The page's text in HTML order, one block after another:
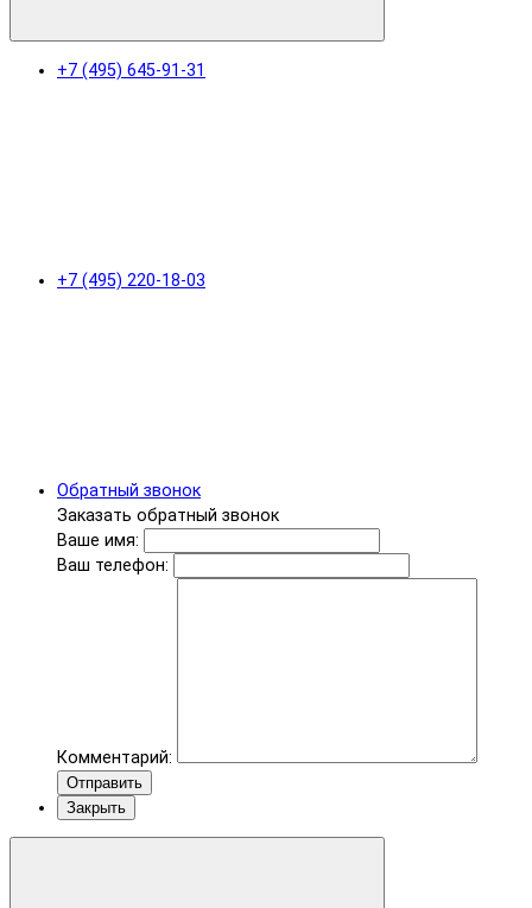
+7 (495) 645-91-31
+7 (495) 220-18-03
Обратный звонок
Заказать обратный звонок
Ваше имя:
Ваш телефон:
Комментарий:
Отправить
Закрыть